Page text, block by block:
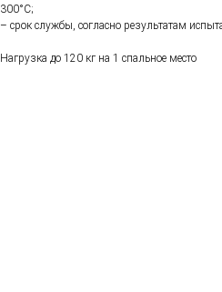
300°C;
– срок службы, согласно результатам
Нагрузка до 120 кг на 1 спальное место